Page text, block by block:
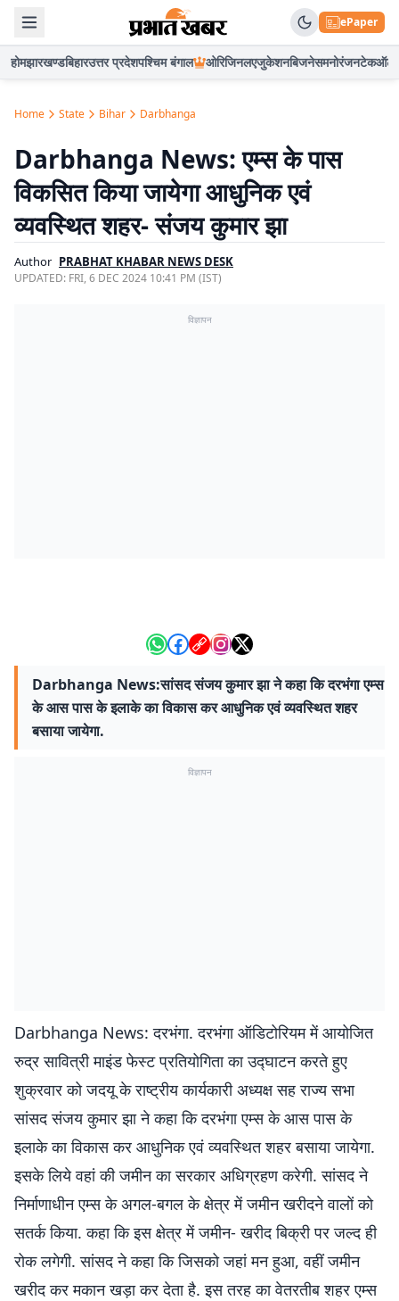
ePaper
होमझारखण्डबिहारउत्तर प्रदेशपश्चिम बंगाल ओरिजिनलएजुकेशनबिजनेसमनोरंजनटेकऑटो
Home State Bihar Darbhanga
Darbhanga News: एम्स के पास
विकसित किया जायेगा आधुनिक एवं
व्यवस्थित शहर- संजय कुमार झा
Author PRABHAT KHABAR NEWS DESK
UPDATED: FRI, 6 DEC 2024 10:41 PM (IST)
विज्ञापन
Darbhanga News:सांसद संजय कुमार झा ने कहा कि दरभंगा एम्स
के आस पास के इलाके का विकास कर आधुनिक एवं व्यवस्थित शहर
बसाया जायेगा.
विज्ञापन
Darbhanga News: दरभंगा. दरभंगा ऑडिटोरियम में आयोजित
रुद्र सावित्री माइंड फेस्ट प्रतियोगिता का उद्घाटन करते हुए
शुक्रवार को जदयू के राष्ट्रीय कार्यकारी अध्यक्ष सह राज्य सभा
सांसद संजय कुमार झा ने कहा कि दरभंगा एम्स के आस पास के
इलाके का विकास कर आधुनिक एवं व्यवस्थित शहर बसाया जायेगा.
इसके लिये वहां की जमीन का सरकार अधिग्रहण करेगी. सांसद ने
निर्माणाधीन एम्स के अगल-बगल के क्षेत्र में जमीन खरीदने वालों को
सतर्क किया. कहा कि इस क्षेत्र में जमीन- खरीद बिक्री पर जल्द ही
रोक लगेगी. सांसद ने कहा कि जिसको जहां मन हुआ, वहीं जमीन
खरीद कर मकान खड़ा कर देता है. इस तरह का वेतरतीब शहर एम्स